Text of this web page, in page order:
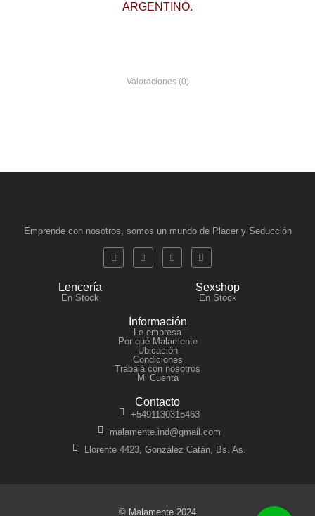
ARGENTINO.
Valoraciones (0)
Emprende con nosotros, somos un mundo de Placer y Seducción
Lencería
En Stock
Sexshop
En Stock
Información
Le empresa
Por qué Malamente
Ubicación
Condiciones
Trabajá con nosotros
Mi Cuenta
Contacto
+5491130315463
malamente.ind@gmail.com
Llorente 4423, González Catán, Bs. As.
© Malamente 2024